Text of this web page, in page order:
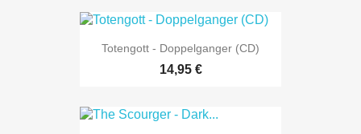
Totengott - Doppelganger (CD)
14,95 €